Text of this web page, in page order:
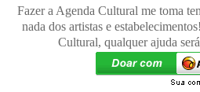
Fazer a Agenda Cultural me toma
nada dos artistas e
Cultural, qualquer ajuda